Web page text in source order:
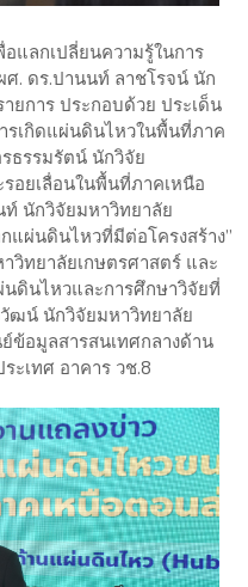
แลกเปลี่ยนความรู้ในการ
. ดร.ปานนท์ ลาชโรจน์ นัก
ยการ ประกอบด้วย ประเด็น
รเกิดแผ่นดินไหวในพื้นที่ภาค
ธรรมรัตน์ นักวิจัย
อยเลื่อนในพื้นที่ภาคเหนือ
ท์ นักวิจัยมหาวิทยาลัย
แผ่นดินไหวที่มีต่อโครงสร้าง”
วิทยาลัยเกษตรศาสตร์ และ
ดินไหวและการศึกษาวิจัยที่
วัฒน์ นักวิจัยมหาวิทยาลัย
ข้อมูลสารสนเทศกลางด้าน
ะเทศ อาคาร วช.8